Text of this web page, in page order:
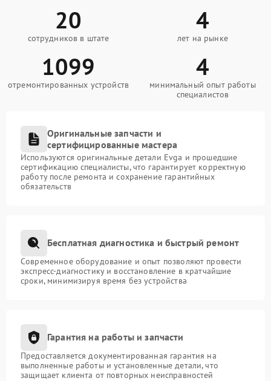
20
сотрудников в штате
4
лет на рынке
1099
отремонтированных устройств
4
минимальный опыт работы
специалистов
Оригинальные запчасти и
сертифицированные мастера
Используются оригинальные детали Evga и прошедшие
сертификацию специалисты, что гарантирует корректную
работу после ремонта и сохранение гарантийных
обязательств
Бесплатная диагностика и быстрый ремонт
Современное оборудование и опыт позволяют провести
экспресс-диагностику и восстановление в кратчайшие
сроки, минимизируя время без устройства
Гарантия на работы и запчасти
Предоставляется документированная гарантия на
выполненные работы и установленные детали, что
защищает клиента от повторных неисправностей